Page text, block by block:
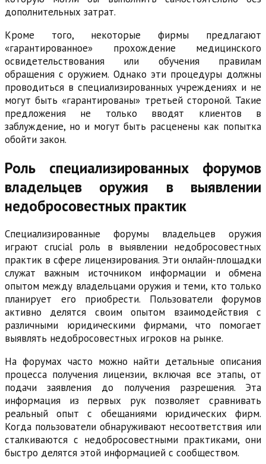
дополнительных затрат.
Кроме того, некоторые фирмы предлагают
«гарантированное» прохождение медицинского
освидетельствования или обучения правилам
обращения с оружием. Однако эти процедуры должны
проводиться в специализированных учреждениях и не
могут быть «гарантированы» третьей стороной. Такие
предложения не только вводят клиентов в
заблуждение, но и могут быть расценены как попытка
обойти закон.
Роль специализированных форумов
владельцев оружия в выявлении
недобросовестных практик
Специализированные форумы владельцев оружия
играют crucial роль в выявлении недобросовестных
практик в сфере лицензирования. Эти онлайн-площадки
служат важным источником информации и обмена
опытом между владельцами оружия и теми, кто только
планирует его приобрести. Пользователи форумов
активно делятся своим опытом взаимодействия с
различными юридическими фирмами, что помогает
выявлять недобросовестных игроков на рынке.
На форумах часто можно найти детальные описания
процесса получения лицензии, включая все этапы, от
подачи заявления до получения разрешения. Эта
информация из первых рук позволяет сравнивать
реальный опыт с обещаниями юридических фирм.
Когда пользователи обнаруживают несоответствия или
сталкиваются с недобросовестными практиками, они
быстро делятся этой информацией с сообществом.